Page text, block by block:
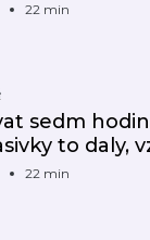
22 min
sedm
to daly,
22 min